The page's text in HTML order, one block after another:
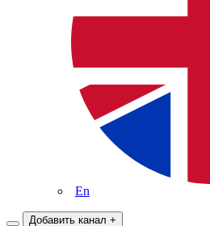
En
Добавить канал +